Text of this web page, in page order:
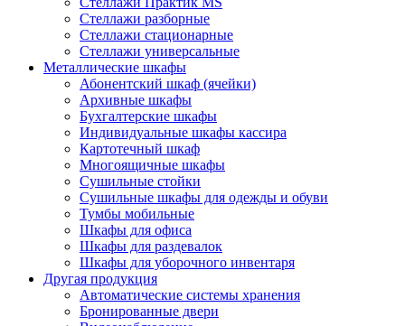
Стеллажи разборные
Стеллажи стационарные
Стеллажи универсальные
Металлические шкафы
Абонентский шкаф (ячейки)
Архивные шкафы
Бухгалтерские шкафы
Индивидуальные шкафы кассира
Картотечный шкаф
Многоящичные шкафы
Сушильные стойки
Сушильные шкафы для одежды и обуви
Тумбы мобильные
Шкафы для офиса
Шкафы для раздевалок
Шкафы для уборочного инвентаря
Другая продукция
Автоматические системы хранения
Бронированные двери